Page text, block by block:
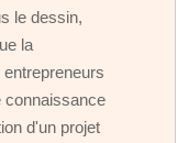
le dessin,
la
connaissance
d'un projet